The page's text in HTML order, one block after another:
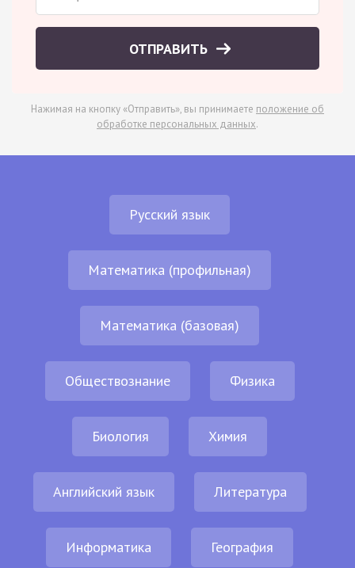
ОТПРАВИТЬ
Нажимая на кнопку «Отправить», вы принимаете положение об
обработке персональных данных.
Русский язык
Математика (профильная)
Математика (базовая)
Обществознание Физика
Биология Химия
Английский язык Литература
Информатика География